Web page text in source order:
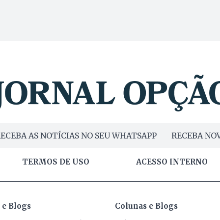
AS NOTÍCIAS NO SEU WHATSAPP RECEBA
TERMOS DE USO ACESSO INTERNO
e Blogs Colunas e Blogs